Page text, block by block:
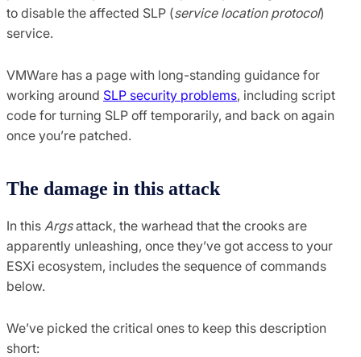
to disable the affected SLP (service location protocol)
service.
VMWare has a page with long-standing guidance for
working around SLP security problems, including script
code for turning SLP off temporarily, and back on again
once you’re patched.
The damage in this attack
In this Argsattack, the warhead that the crooks are
apparently unleashing, once they’ve got access to your
ESXi ecosystem, includes the sequence of commands
below.
We’ve picked the critical ones to keep this description
short: